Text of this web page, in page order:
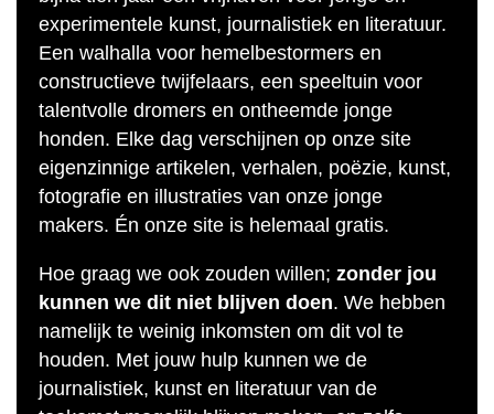
experimentele kunst, journalistiek en literatuur.
Een walhalla voor hemelbestormers en
constructieve twijfelaars, een speeltuin voor
talentvolle dromers en ontheemde jonge
honden. Elke dag verschijnen op onze site
eigenzinnige artikelen, verhalen, poëzie, kunst,
fotografie en illustraties van onze jonge
makers. Én onze site is helemaal gratis.
Hoe graag we ook zouden willen; zonder jou
kunnen we dit niet blijven doen. We hebben
namelijk te weinig inkomsten om dit vol te
houden. Met jouw hulp kunnen we de
journalistiek, kunst en literatuur van de